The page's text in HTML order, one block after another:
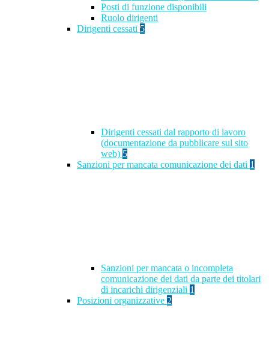
Posti di funzione disponibili
Ruolo dirigenti
Dirigenti cessati 5
Dirigenti cessati dal rapporto di lavoro
(documentazione da pubblicare sul sito
web) 5
Sanzioni per mancata comunicazione dei dati 1
Sanzioni per mancata o incompleta
comunicazione dei dati da parte dei titolari
di incarichi dirigenziali 1
Posizioni organizzative 2